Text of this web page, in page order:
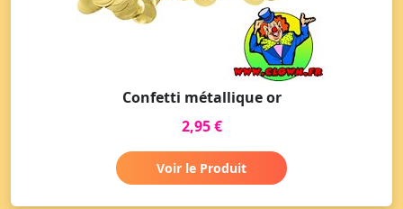
Confetti métallique or
2,95 €
Voir le Produit